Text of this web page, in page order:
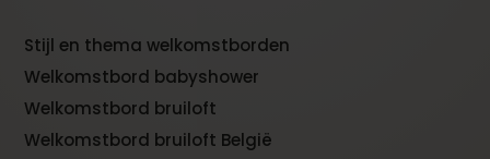
Stijl en thema welkomstborden
Welkomstbord babyshower
Welkomstbord bruiloft
Welkomstbord bruiloft België